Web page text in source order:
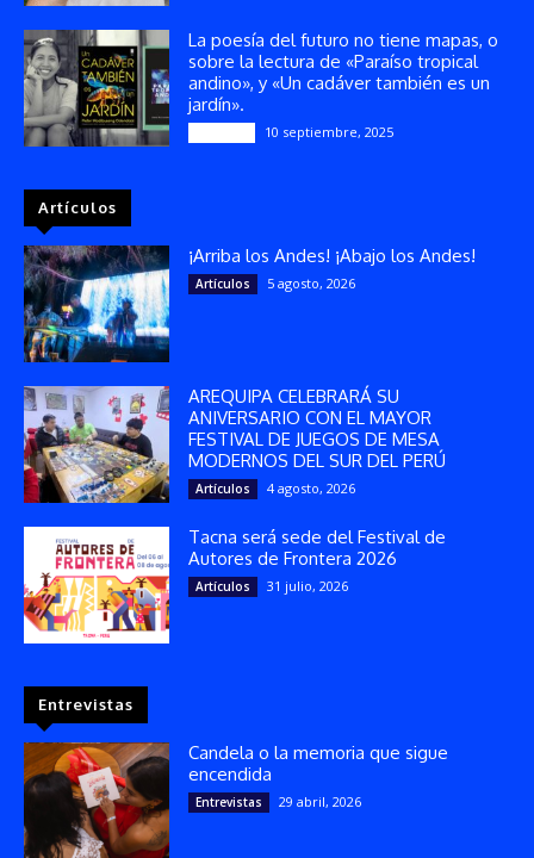
La poesía del futuro no tiene mapas, o
sobre la lectura de «Paraíso tropical
andino», y «Un cadáver también es un
jardín».
10 septiembre, 2025
Artículos
¡Arriba los Andes! ¡Abajo los Andes!
Artículos 5 agosto, 2026
AREQUIPA CELEBRARÁ SU
ANIVERSARIO CON EL MAYOR
FESTIVAL DE JUEGOS DE MESA
MODERNOS DEL SUR DEL PERÚ
Artículos 4 agosto, 2026
Tacna será sede del Festival de
Autores de Frontera 2026
Artículos 31 julio, 2026
Entrevistas
Candela o la memoria que sigue
encendida
Entrevistas 29 abril, 2026